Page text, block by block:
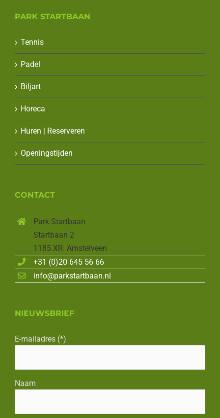
PARK STARTBAAN
Tennis
Padel
Biljart
Horeca
Huren | Reserveren
Openingstijden
CONTACT
Park Startbaan
Startbaan 2
1185 XR Amstelveen
+31 (0)20 645 56 66
info@parkstartbaan.nl
NIEUWSBRIEF
E-mailadres (*)
Naam